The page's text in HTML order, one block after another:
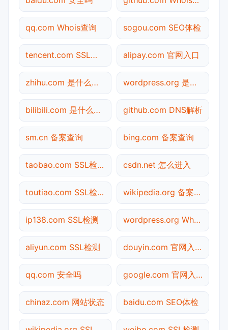
qq.com Whois查询 sogou.com SEO体检
tencent.com SSL检测 alipay.com 官网入口
zhihu.com 是什么网站 wordpress.org 是什么网站
bilibili.com 是什么网站 github.com DNS解析
sm.cn 备案查询 bing.com 备案查询
taobao.com SSL检测 csdn.net 怎么进入
toutiao.com SSL检测 wikipedia.org 备案查询
ip138.com SSL检测 wordpress.org Whois查询
aliyun.com SSL检测 douyin.com 官网入口
qq.com 安全吗 google.com 官网入口
chinaz.com 网站状态 baidu.com SEO体检